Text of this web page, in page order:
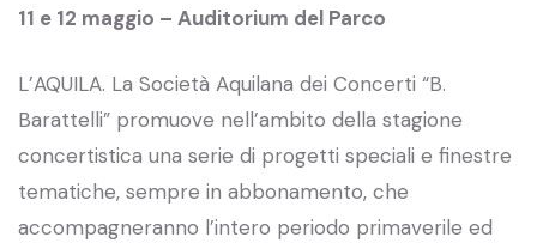
11 e 12 maggio – Auditorium del Parco
L’AQUILA. La Società Aquilana dei Concerti “B.
Barattelli” promuove nell’ambito della stagione
concertistica una serie di progetti speciali e finestre
tematiche, sempre in abbonamento, che
accompagneranno l’intero periodo primaverile ed